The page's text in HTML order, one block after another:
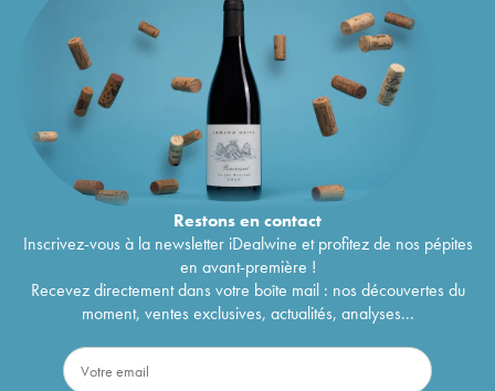
Restons encontact
Inscrivez-vous à la newsletter iDealwine et profitez de nos pépites
en avant-première !
Recevez directement dans votre boîte mail : nos découvertes du
moment, ventes exclusives, actualités, analyses...